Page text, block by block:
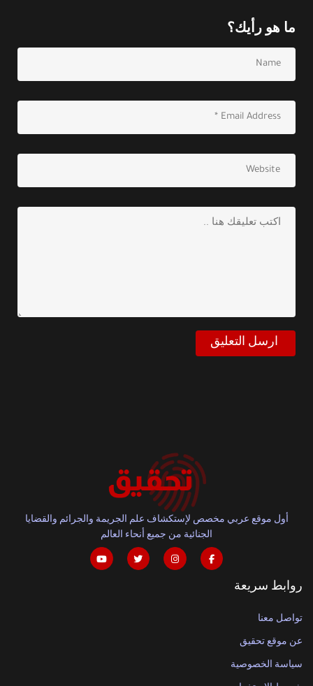
ما هو رأيك؟
أول موقع عربي مخصص لإستكشاف علم الجريمة والجرائم والقضايا
الجنائية من جميع أنحاء العالم
روابط سريعة
تواصل معنا
عن موقع تحقيق
سياسة الخصوصية